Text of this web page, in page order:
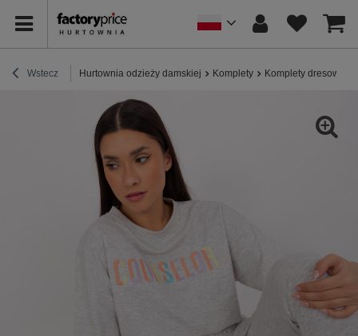
Wstecz Hurtownia odzieży damskiej Komplety Komplety dresowe